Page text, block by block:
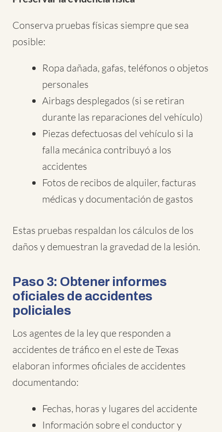
Conserva pruebas físicas siempre que sea
posible:
Ropa dañada, gafas, teléfonos o objetos
personales
Airbags desplegados (si se retiran
durante las reparaciones del vehículo)
Piezas defectuosas del vehículo si la
falla mecánica contribuyó a los
accidentes
Fotos de recibos de alquiler, facturas
médicas y documentación de gastos
Estas pruebas respaldan los cálculos de los
daños y demuestran la gravedad de la lesión.
Paso 3: Obtener informes
oficiales de accidentes
policiales
Los agentes de la ley que responden a
accidentes de tráfico en el este de Texas
elaboran informes oficiales de accidentes
documentando:
Fechas, horas y lugares del accidente
Información sobre el conductor y